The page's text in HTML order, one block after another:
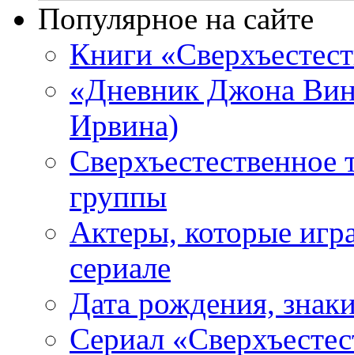
Популярное на сайте
Книги
«Дневник Джона
Ирвина)
Сверхъестественное
группы
Актеры, которые
сериале
Дата рождения,
Сериал